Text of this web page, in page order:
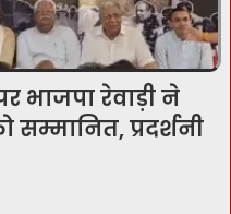
भाजपा रेवाड़ी ने
सम्मानित, प्रदर्शनी